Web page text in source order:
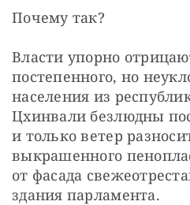
Почему так?
Власти упорно
постепенного, но
населения из
Цхинвали безлюдны
и только ветер
выкрашенного
от фасада
здания парламента.